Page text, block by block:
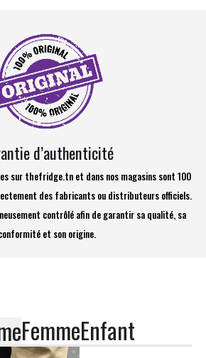
d’authenticité
sur thefridge.tn et dans nos magasins sont 100
des fabricants ou distributeurs officiels.
contrôlé afin de garantir sa qualité, sa
et son origine.
FemmeEnfant